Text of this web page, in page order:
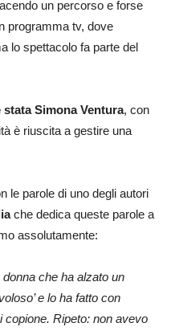
un percorso e forse
programma tv, dove
lo spettacolo fa parte del
Simona Ventura, con
è riuscita a gestire una
le parole di uno degli autori
che dedica queste parole a
assolutamente:
che ha alzato un
e lo ha fatto con
copione. Ripeto: non avevo